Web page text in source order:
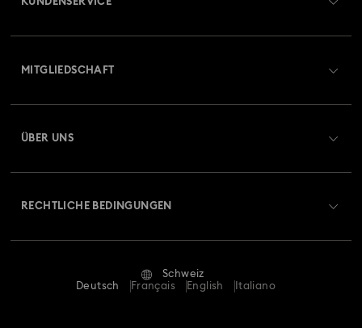
KUNDENSERVICE
Retouren und Umtausch
Reparaturstatus
MITGLIEDSCHAFT
ÜBER UNS
RECHTLICHE BEDINGUNGEN
Schweiz
Deutsch
Français English Italiano